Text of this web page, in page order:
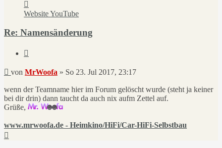
von
MrWoofa
WebsiteYouTube
Re: Namensänderung
Beitrag
von MrWoofa » So 23. Jul 2017, 23:17
wenn der Teamname hier im Forum gelöscht wurde (steht ja keiner
bei dir drin) dann taucht da auch nix aufm Zettel auf.
Grüße,
www.mrwoofa.de - Heimkino/HiFi/Car-HiFi-Selbstbau